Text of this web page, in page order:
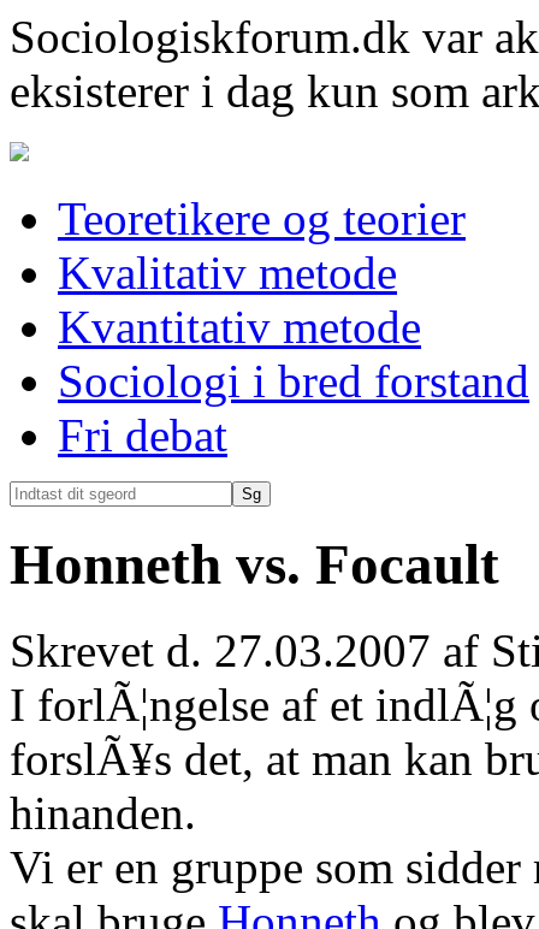
Sociologiskforum.dk var
eksisterer i dag kun som
Teoretikere og teorier
Kvalitativ metode
Kvantitativ metode
Sociologi i bred forstand
Fri debat
Honneth vs. Focault
Skrevet d. 27.03.2007 af
I forlÃ¦ngelse af et
forslÃ¥s det, at man kan
hinanden.
Vi er en gruppe som